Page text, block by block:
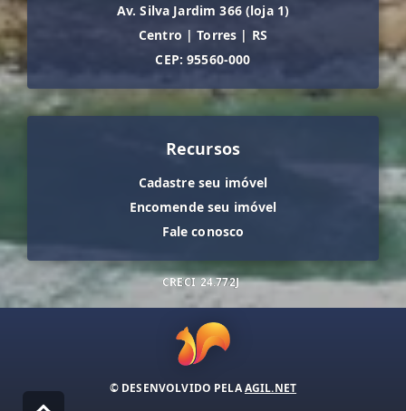
Av. Silva Jardim 366 (loja 1)
Centro | Torres | RS
CEP: 95560-000
Recursos
Cadastre seu imóvel
Encomende seu imóvel
Fale conosco
CRECI 24.772J
© DESENVOLVIDO PELAAGIL.NET